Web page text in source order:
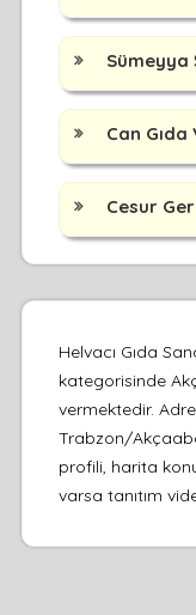
Sümeyya
Can
Cesur
Helvacı Gıda
kategorisinde
vermektedir.
Trabzon/
profili, harita
varsa tanıtım